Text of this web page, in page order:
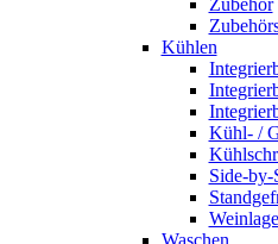
Zubehör
Kühlen
Kühl- /
Side-by-
Waschen